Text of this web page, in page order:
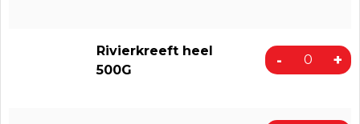
Rivierkreeft heel
500G
- +